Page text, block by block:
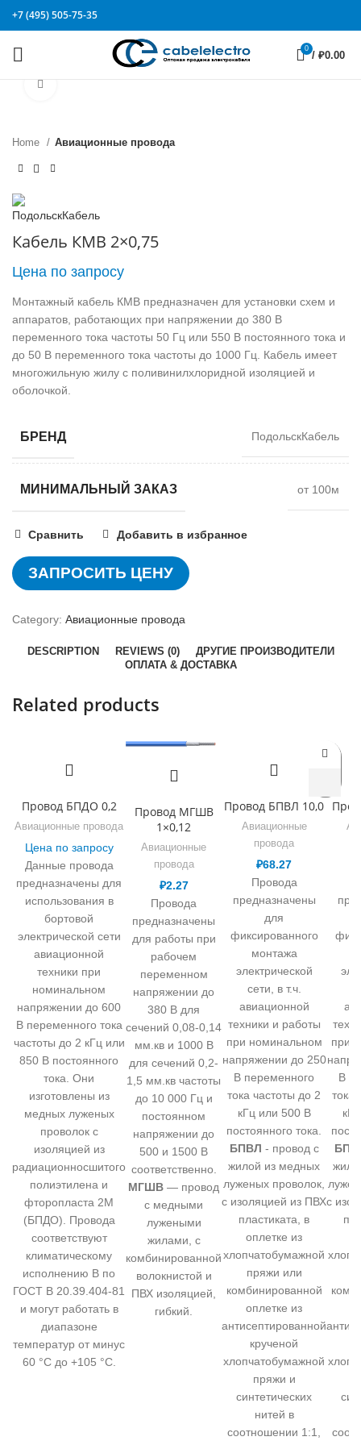
+7 (495) 505-75-35
0
/ ₽0.00
Home Авиационные провода
Кабель КМВ 2×0,75
Цена по запросу
Монтажный кабель КМВ предназначен для установки схем и
аппаратов, работающих при напряжении до 380 В
переменного тока частоты 50 Гц или 550 В постоянного тока и
до 50 В переменного тока частоты до 1000 Гц. Кабель имеет
многожильную жилу с поливинилхлоридной изоляцией и
оболочкой.
БРЕНД ПодольскКабель
МИНИМАЛЬНЫЙ ЗАКАЗ от 100м
Сравнить Добавить в избранное
ЗАПРОСИТЬ ЦЕНУ
Category: Авиационные провода
DESCRIPTION REVIEWS (0)
ДРУГИЕ ПРОИЗВОДИТЕЛИ
ОПЛАТА & ДОСТАВКА
Related products
Провод БПДО 0,2
Авиационные провода
Цена по запросу
Данные провода
предназначены для
использования в
бортовой
электрической сети
авиационной
техники при
номинальном
напряжении до 600
В переменного тока
частоты до 2 кГц или
850 В постоянного
тока. Они
изготовлены из
медных луженых
проволок с
изоляцией из
радиационносшитого
полиэтилена и
фторопласта 2М
(БПДО). Провода
соответствуют
климатическому
исполнению В по
ГОСТ В 20.39.404-81
и могут работать в
диапазоне
температур от минус
60 °C до +105 °C.
Провод МГШВ
1×0,12
Авиационные
провода
₽2.27
Провода
предназначены
для работы при
рабочем
переменном
напряжении до
380 В для
сечений 0,08-0,14
мм.кв и 1000 В
для сечений 0,2-
1,5 мм.кв частоты
до 10 000 Гц и
постоянном
напряжении до
500 и 1500 В
соответственно.
МГШВ — провод
с медными
лужеными
жилами, с
комбинированной
волокнистой и
ПВХ изоляцией,
гибкий.
Провод БПВЛ 10,0
Авиационные
провода
₽68.27
Провода
предназначены
для
фиксированного
монтажа
электрической
сети, в т.ч.
авиационной
техники и работы
при номинальном
напряжении до 250
В переменного
тока частоты до 2
кГц или 500 В
постоянного тока.
БПВЛ - провод с
жилой из медных
луженых проволок,
с изоляцией из ПВХ
пластиката, в
оплетке из
хлопчатобумажной
пряжи или
комбинированной
оплетке из
антисептированной
крученой
хлопчатобумажной
пряжи и
синтетических
нитей в
соотношении 1:1,
при
В
тока
с